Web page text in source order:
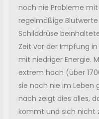
noch nie Probleme
regelmäßige
Schilddrüse
Zeit vor der Impfung
mit niedriger Energie.
extrem hoch (über
sie noch nie im Leben
nach zeigt dies alles,
kommt und sich nicht